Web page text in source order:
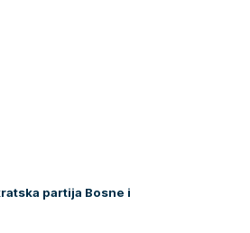
partija Bosne i